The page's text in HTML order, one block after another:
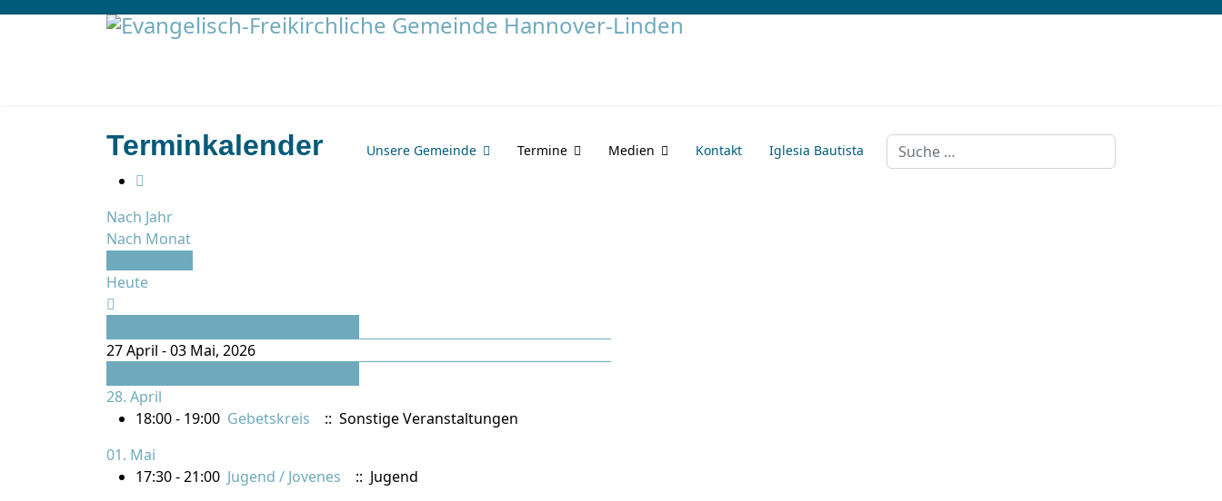
Unsere Gemeinde Termine Medien Kontakt Iglesia Bautista Suchen
Terminkalender
Nach Jahr
Nach Monat
Heute
27 April - 03 Mai, 2026
28. April
18:00 - 19:00 Gebetskreis
:: Sonstige Veranstaltungen
01. Mai
17:30 - 21:00 Jugend / Jovenes
:: Jugend